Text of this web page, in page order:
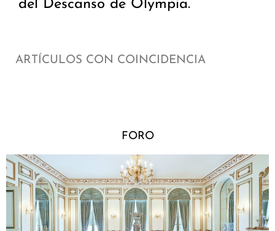
del Descanso de Olympia.
ARTÍCULOS CON COINCIDENCIA
FORO